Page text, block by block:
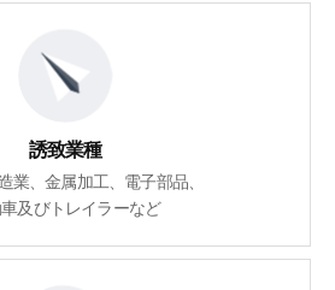
誘致業種
業、金属加工、電子部品、
及びトレイラーなど